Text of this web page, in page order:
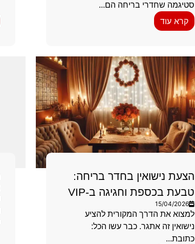
סטיגמה שחדרי בריחה הם...
קרא עוד
הצעת נישואין בחדר בריחה:
טבעת בכספת וחגיגה ב-VIP
15/04/2026
למצוא את הדרך המקורית להציע
נישואין זה אתגר. כבר עשו הכל:
כתובת...